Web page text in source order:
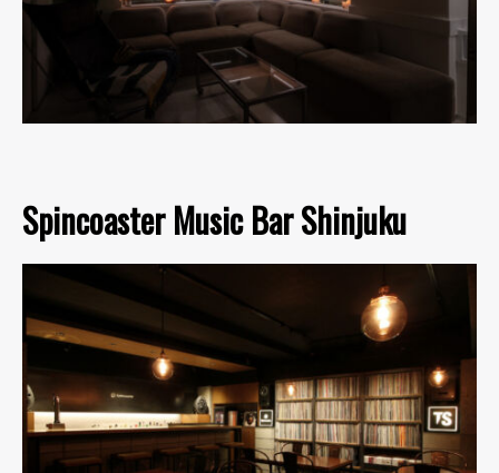
Spincoaster Music Bar Shinjuku